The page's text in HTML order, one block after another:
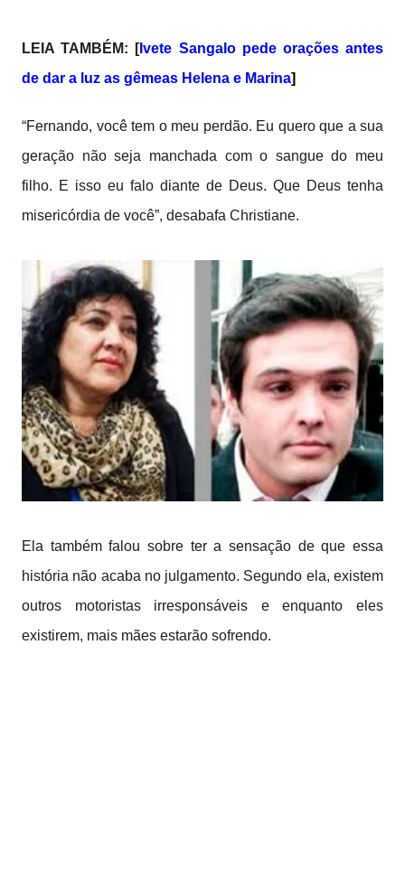
LEIA TAMBÉM: [Ivete Sangalo pede orações antes
de dar a luz as gêmeas Helena e Marina]
“Fernando, você tem o meu perdão. Eu quero que a sua
geração não seja manchada com o sangue do meu
filho. E isso eu falo diante de Deus. Que Deus tenha
misericórdia de você”, desabafa Christiane.
Ela também falou sobre ter a sensação de que essa
história não acaba no julgamento. Segundo ela, existem
outros motoristas irresponsáveis e enquanto eles
existirem, mais mães estarão sofrendo.